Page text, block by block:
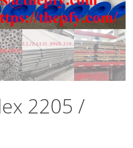
2205 /